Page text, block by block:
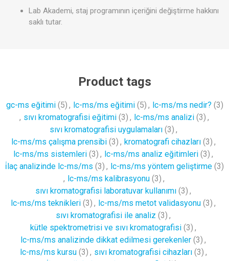
Lab Akademi, staj programının içeriğini değiştirme hakkını
saklı tutar.
Product tags
gc-ms eğitimi (5) , lc-ms/ms eğitimi (5) , lc-ms/ms nedir? (3)
, sıvı kromatografisi eğitimi (3) , lc-ms/ms analizi (3) ,
sıvı kromatografisi uygulamaları (3) ,
lc-ms/ms çalışma prensibi (3) , kromatografi cihazları (3) ,
lc-ms/ms sistemleri (3) , lc-ms/ms analiz eğitimleri (3) ,
i̇laç analizinde lc-ms/ms (3) , lc-ms/ms yöntem geliştirme (3)
, lc-ms/ms kalibrasyonu (3) ,
sıvı kromatografisi laboratuvar kullanımı (3) ,
lc-ms/ms teknikleri (3) , lc-ms/ms metot validasyonu (3) ,
sıvı kromatografisi ile analiz (3) ,
kütle spektrometrisi ve sıvı kromatografisi (3) ,
lc-ms/ms analizinde dikkat edilmesi gerekenler (3) ,
lc-ms/ms kursu (3) , sıvı kromatografisi cihazları (3) ,